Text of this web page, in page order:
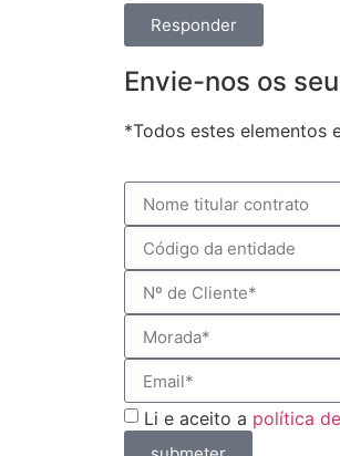
Responder
Envie-nos os
*Todos estes elementos
Li e aceito a política